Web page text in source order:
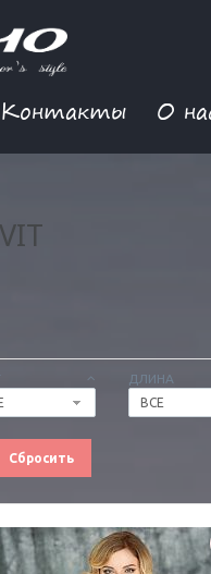
Контакты О
ДЛИНА
ВСЕ
Сбросить